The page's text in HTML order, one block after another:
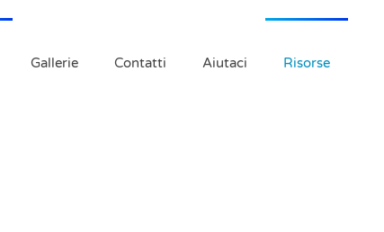
Gallerie Contatti Aiutaci Risorse